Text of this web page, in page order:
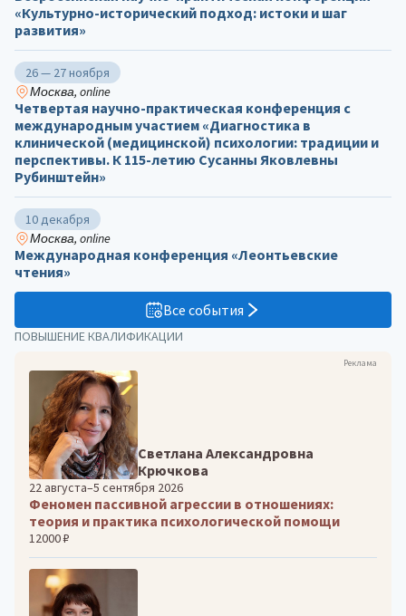
ПОВЫШЕНИЕ КВАЛИФИКАЦИИ
Реклама
Светлана Александровна
Крючкова
22 августа–5 сентября 2026
Феномен пассивной агрессии в отношениях:
теория и практика психологической помощи
12000 ₽
«Культурно-исторический подход: истоки и шаг
развития»
26 — 27 ноября
Москва, online
Четвертая научно-практическая конференция с
международным участием «Диагностика в
клинической (медицинской) психологии: традиции и
перспективы. К 115-летию Сусанны Яковлевны
Рубинштейн»
10 декабря
Москва, online
Международная конференция «Леонтьевские
чтения»
Все события